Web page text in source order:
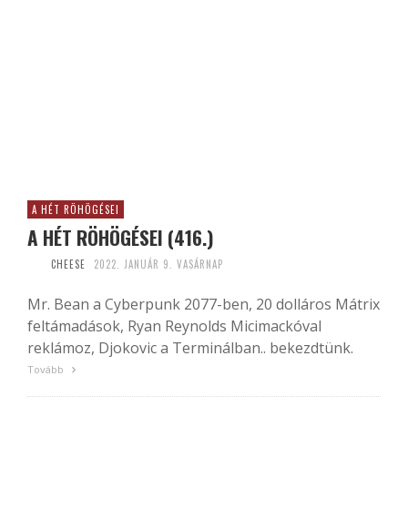
A HÉT RÖHÖGÉSEI
A HÉT RÖHÖGÉSEI (416.)
CHEESE 2022. JANUÁR 9. VASÁRNAP
Mr. Bean a Cyberpunk 2077-ben, 20 dolláros Mátrix
feltámadások, Ryan Reynolds Micimackóval
reklámoz, Djokovic a Terminálban.. bekezdtünk.
Tovább